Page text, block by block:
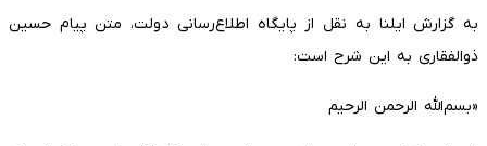
به گزارش ایلنا به نقل از پایگاه اطلاع‌رسانی دولت، متن پیام حسین
ذوالفقاری به این شرح است:
«بسم‌الله الرحمن الرحیم